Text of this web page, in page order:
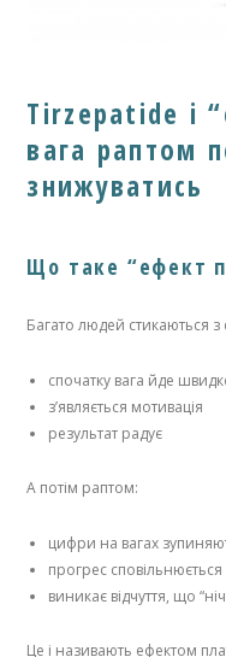
Tirzepatide і
вага раптом
знижуватись
Що таке “ефект
Багато людей стикаються з
спочатку вага йде
з’являється мотивація
результат радує
А потім раптом:
цифри на вагах
прогрес сповільнюється
виникає відчуття, що
Це і називають ефектом